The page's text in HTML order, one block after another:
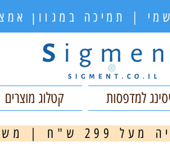
| תמיכה במגוון
למדפסות קטלוג מוצרים
מ מהירים